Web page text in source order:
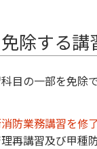
除する講
目の一部を免除で
消防業務講習を修
再講習及び甲種